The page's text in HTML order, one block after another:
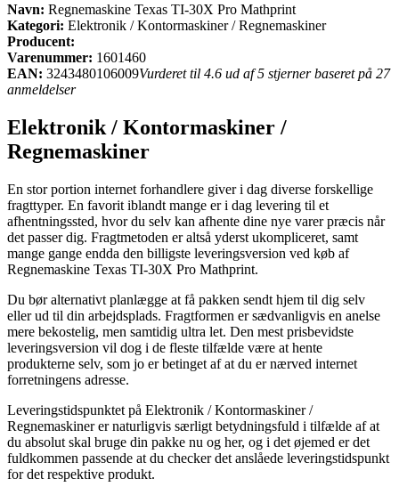
Navn: Regnemaskine Texas TI-30X Pro Mathprint
Kategori: Elektronik / Kontormaskiner / Regnemaskiner
Producent:
Varenummer: 1601460
EAN: 3243480106009Vurderet til 4.6 ud af 5 stjerner baseret på 27
anmeldelser
Elektronik / Kontormaskiner /
Regnemaskiner
En stor portion internet forhandlere giver i dag diverse forskellige
fragttyper. En favorit iblandt mange er i dag levering til et
afhentningssted, hvor du selv kan afhente dine nye varer præcis når
det passer dig. Fragtmetoden er altså yderst ukompliceret, samt
mange gange endda den billigste leveringsversion ved køb af
Regnemaskine Texas TI-30X Pro Mathprint.
Du bør alternativt planlægge at få pakken sendt hjem til dig selv
eller ud til din arbejdsplads. Fragtformen er sædvanligvis en anelse
mere bekostelig, men samtidig ultra let. Den mest prisbevidste
leveringsversion vil dog i de fleste tilfælde være at hente
produkterne selv, som jo er betinget af at du er nærved internet
forretningens adresse.
Leveringstidspunktet på Elektronik / Kontormaskiner /
Regnemaskiner er naturligvis særligt betydningsfuld i tilfælde af at
du absolut skal bruge din pakke nu og her, og i det øjemed er det
fuldkommen passende at du checker det anslåede leveringstidspunkt
for det respektive produkt.